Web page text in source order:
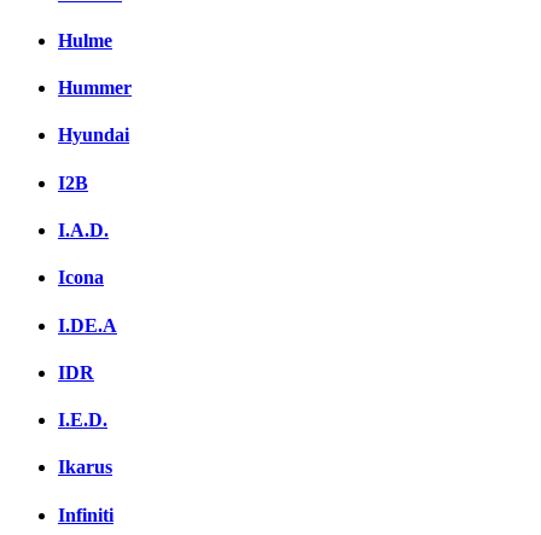
Hulme
Hummer
Hyundai
I2B
I.A.D.
Icona
I.DE.A
IDR
I.E.D.
Ikarus
Infiniti